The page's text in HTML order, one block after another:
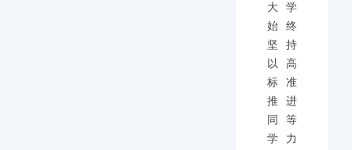
大学
始终
坚持
以高
标准
推进
同等
学力